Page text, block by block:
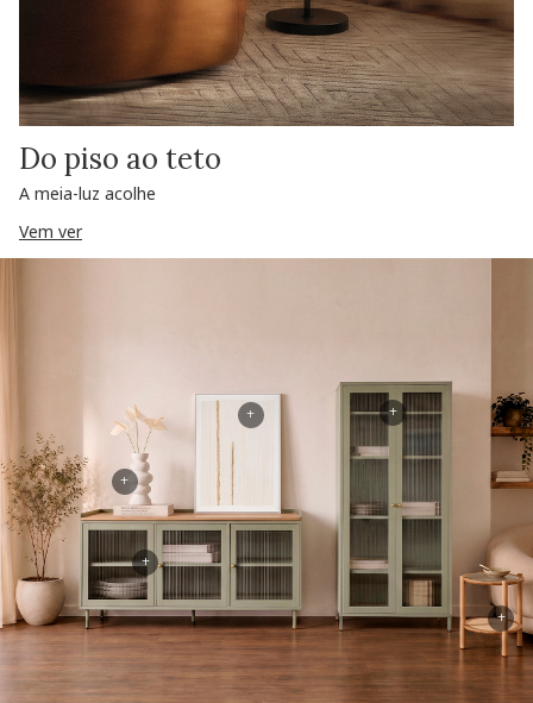
Do piso ao teto
A meia-luz acolhe
Vem ver
+
+
+
+
+